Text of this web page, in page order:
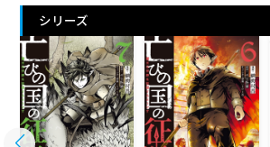
シリーズ